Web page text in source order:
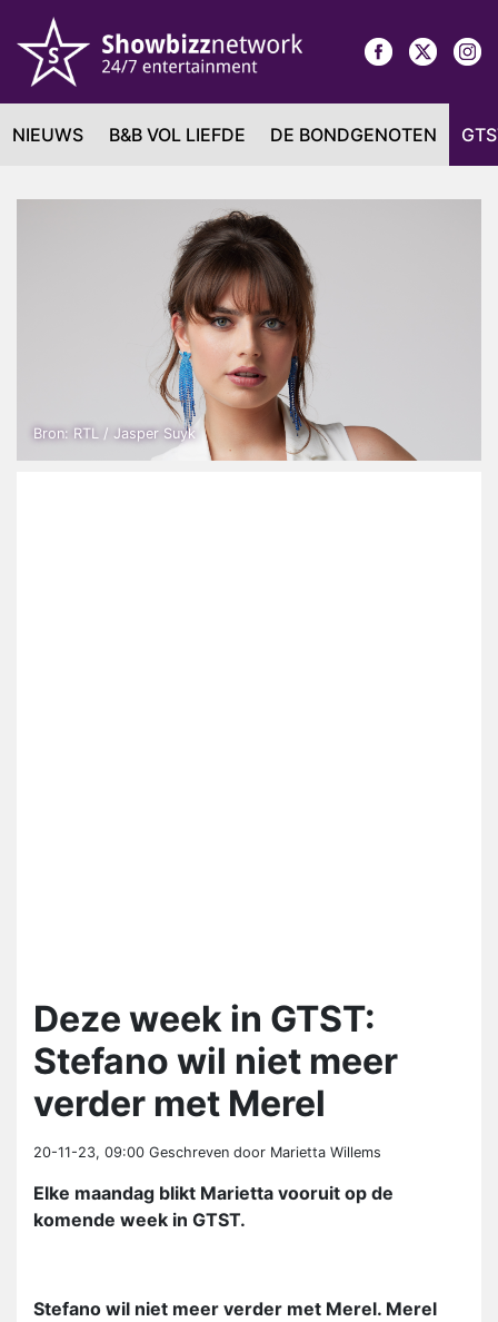
NIEUWS B&B VOL LIEFDE DE BONDGENOTEN
Bron: RTL / Jasper Suyk
Deze week in GTST:
Stefano wil niet meer
verder met Merel
20-11-23, 09:00 Geschreven door Marietta Willems
Elke maandag blikt Marietta vooruit op de
komende week in GTST.
Stefano wil niet meer verder met Merel. Merel